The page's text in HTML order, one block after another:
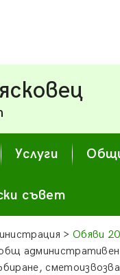
Услуги
съвет
> Обяви